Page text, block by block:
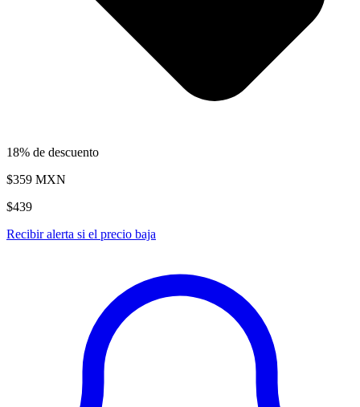
18% de descuento
$359 MXN
$439
Recibir alerta si el precio baja